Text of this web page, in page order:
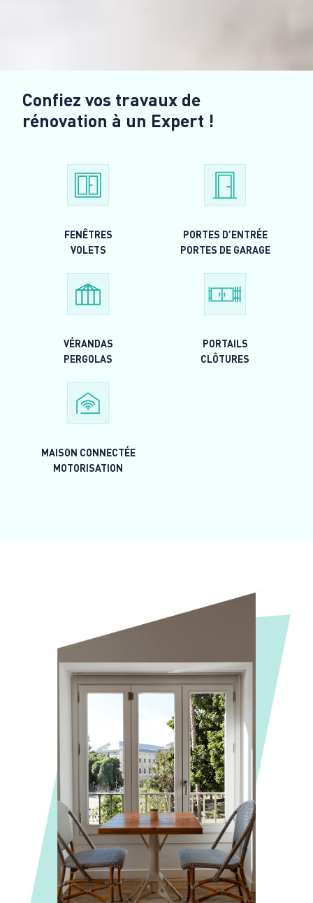
Confiez vos travaux de
rénovation à un Expert !
FENÊTRES
VOLETS
PORTES D’ENTRÉE
PORTES DE GARAGE
VÉRANDAS
PERGOLAS
PORTAILS
CLÔTURES
MAISON CONNECTÉE
MOTORISATION